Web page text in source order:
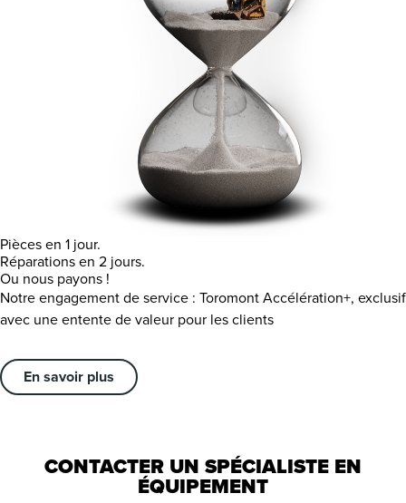
Pièces en 1 jour.
Réparations en 2 jours.
Ou nous payons !
Notre engagement de service : Toromont Accélération+, exclusif
avec une entente de valeur pour les clients
En savoir plus
CONTACTER UN SPÉCIALISTE EN
ÉQUIPEMENT